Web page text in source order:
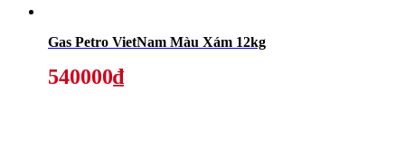
Gas Petro VietNam Màu Xám 12kg
540000₫